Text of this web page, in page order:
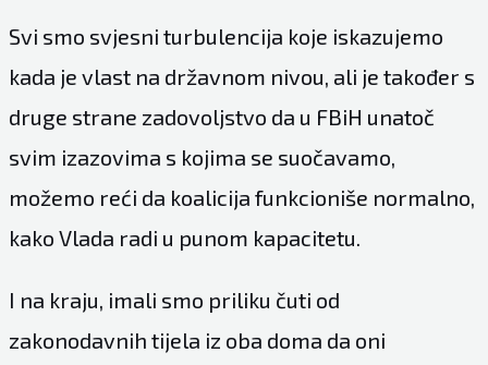
Svi smo svjesni turbulencija koje iskazujemo
kada je vlast na državnom nivou, ali je također s
druge strane zadovoljstvo da u FBiH unatoč
svim izazovima s kojima se suočavamo,
možemo reći da koalicija funkcioniše normalno,
kako Vlada radi u punom kapacitetu.
I na kraju, imali smo priliku čuti od
zakonodavnih tijela iz oba doma da oni